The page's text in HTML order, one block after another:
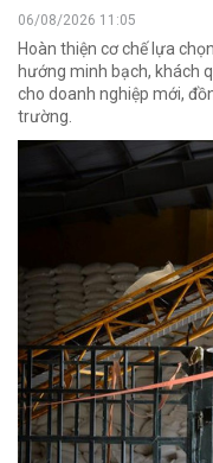
06/08/2026 11:05
Hoàn thiện cơ chế lựa
hướng minh bạch, khách
cho doanh nghiệp mới,
trường.